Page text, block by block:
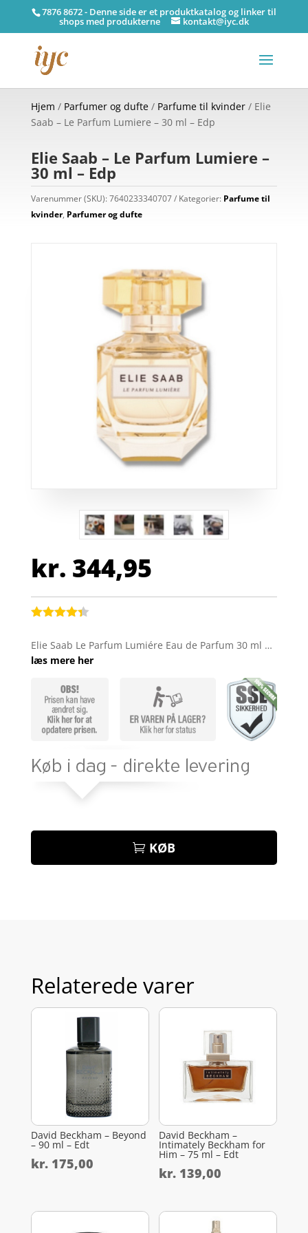
7876 8672 - Denne side er et produktkatalog og linker til
shops med produkterne kontakt@iyc.dk
Hjem / Parfumer og dufte/ Parfume til kvinder/ Elie
Saab – Le Parfum Lumiere – 30 ml – Edp
Elie Saab – Le Parfum Lumiere –
30 ml – Edp
Varenummer (SKU):7640233340707 Kategorier: Parfume til
kvinder, Parfumer og dufte
kr. 344,95
ud af 5
baseret
mmelser
Elie Saab Le Parfum Lumiére Eau de Parfum 30 ml …
læs mere her
KØB
Relaterede varer
David Beckham – Beyond
– 90 ml – Edt
kr.175,00
David Beckham –
Intimately Beckham for
Him – 75 ml – Edt
kr. 139,00